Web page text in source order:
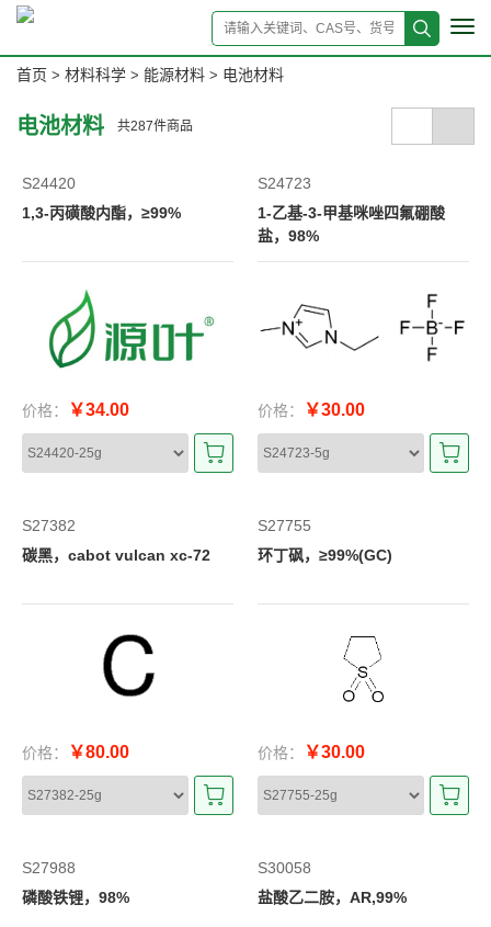
首页 > 材料科学 > 能源材料 > 电池材料
电池材料 共287件商品
S24420
1,3-丙磺酸内酯，≥99%
价格： ￥34.00
S24723
1-乙基-3-甲基咪唑四氟硼酸
盐，98%
价格： ￥30.00
S27382
碳黑，cabot vulcan xc-72
价格： ￥80.00
S27755
环丁砜，≥99%(GC)
价格： ￥30.00
S27988
磷酸铁锂，98%
S30058
盐酸乙二胺，AR,99%